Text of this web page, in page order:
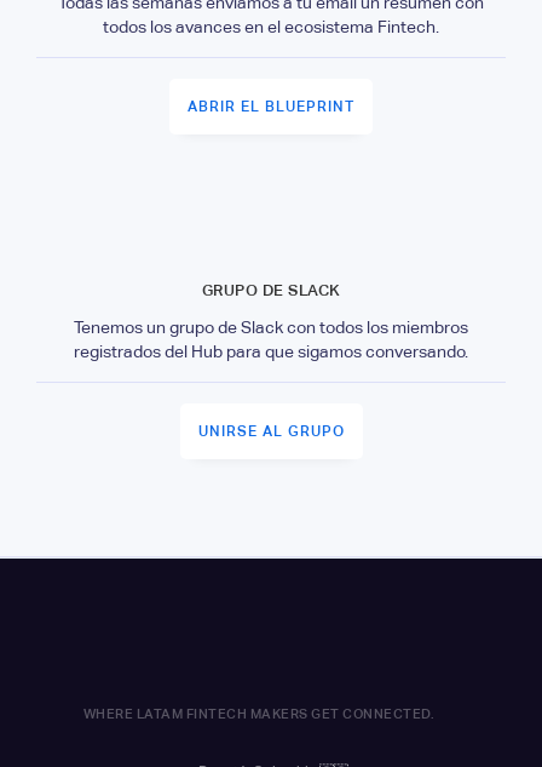
todos los avances en el ecosistema Fintech.
ABRIR EL BLUEPRINT
GRUPO DE SLACK
Tenemos un grupo de Slack con todos los miembros
registrados del Hub para que sigamos conversando.
UNIRSE AL GRUPO
WHERE LATAM FINTECH MAKERS GET CONNECTED.